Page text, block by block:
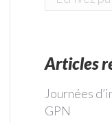
Articles
Journées
GPN